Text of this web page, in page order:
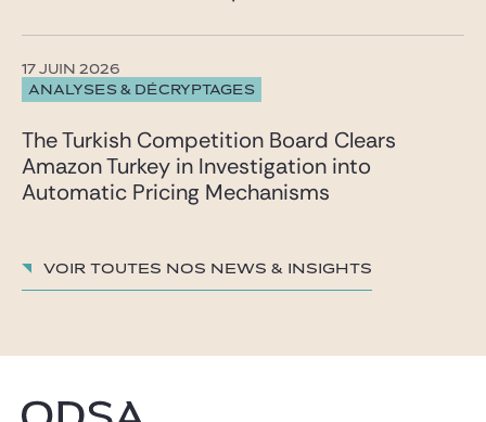
ANALYSES & DÉCRYPTAGES
17 JUIN 2026
The Turkish Competition Board Clears
Amazon Turkey in Investigation into
Automatic Pricing Mechanisms
Voir toutes nos News & insights